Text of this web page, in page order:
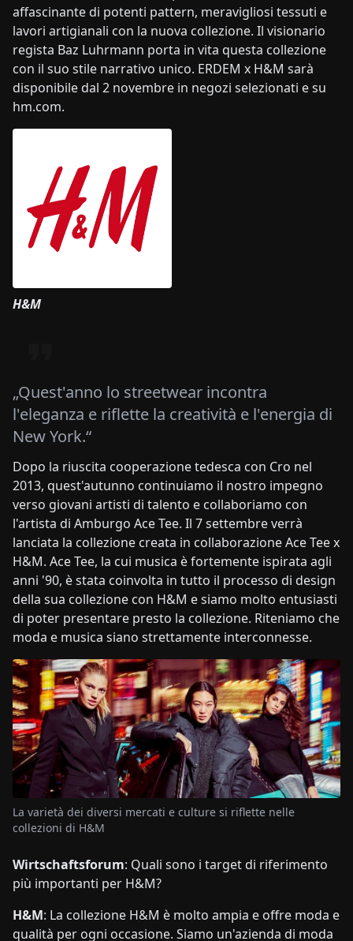
affascinante di potenti pattern, meravigliosi tessuti e
lavori artigianali con la nuova collezione. Il visionario
regista Baz Luhrmann porta in vita questa collezione
con il suo stile narrativo unico. ERDEM x H&M sarà
disponibile dal 2 novembre in negozi selezionati e su
hm.com.
H&M
„Quest'anno lo streetwear incontra
l'eleganza e riflette la creatività e l'energia di
New York.“
Dopo la riuscita cooperazione tedesca con Cro nel
2013, quest'autunno continuiamo il nostro impegno
verso giovani artisti di talento e collaboriamo con
l'artista di Amburgo Ace Tee. Il 7 settembre verrà
lanciata la collezione creata in collaborazione Ace Tee x
H&M. Ace Tee, la cui musica è fortemente ispirata agli
anni '90, è stata coinvolta in tutto il processo di design
della sua collezione con H&M e siamo molto entusiasti
di poter presentare presto la collezione. Riteniamo che
moda e musica siano strettamente interconnesse.
La varietà dei diversi mercati e culture si riflette nelle
collezioni di H&M
Wirtschaftsforum: Quali sono i target di riferimento
più importanti per H&M?
H&M: La collezione H&M è molto ampia e offre moda e
qualità per ogni occasione. Siamo un'azienda di moda